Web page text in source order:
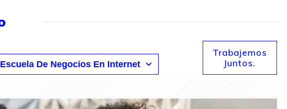
Escuela De Negocios En Internet
Trabajemos
Juntos.